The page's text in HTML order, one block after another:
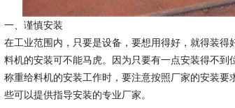
一、谨慎安装
在工业范围内，只要是设备，要想用得好，就得装
料机的安装可不能马虎。因为只要有一点安装得不
称重给料机的安装工作时，要注意按照厂家的安装
些可以提供指导安装的专业厂家。